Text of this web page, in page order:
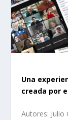
Una
creada por
Autores: Julio